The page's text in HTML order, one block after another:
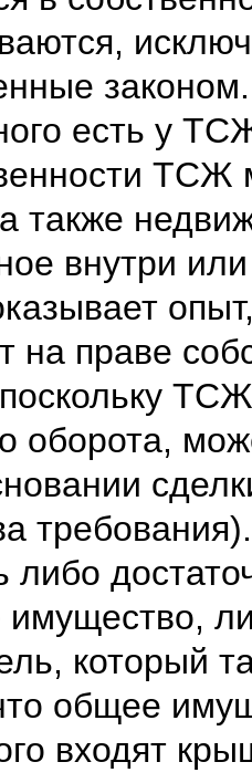
есть у
ТСЖ
также
внутри
на праве
оборота,
который
общее
входят